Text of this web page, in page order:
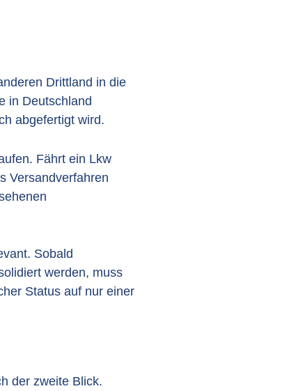
Drittland in die
in Deutschland
abgefertigt wird.
Fährt ein Lkw
Versandverfahren
Sobald
werden, muss
Status auf nur einer
der zweite Blick.